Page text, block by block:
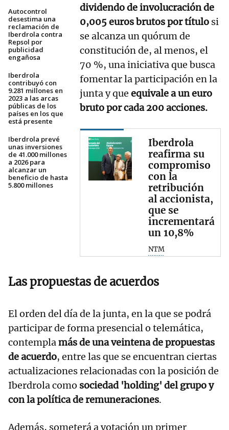
Autocontrol
desestima una
reclamación de
Iberdrola contra
Repsol por
publicidad
engañosa
Iberdrola
contribuyó con
9.281 millones en
2023 a las arcas
públicas de los
países en los que
está presente
Iberdrola prevé
unas inversiones
de 41.000 millones
a 2026 para
alcanzar un
beneficio de hasta
5.800 millones
dividendo de involucración de
0,005 euros brutos por título si
se alcanza un quórum de
constitución de, al menos, el
70 %, una iniciativa que busca
fomentar la participación en la
junta y que equivale a un euro
bruto por cada 200 acciones.
Iberdrola
reafirma su
compromiso
con la
retribución
al accionista,
que se
incrementará
un 10,8%
NTM
Las propuestas de acuerdos
El orden del día de la junta, en la que se podrá
participar de forma presencial o telemática,
contemplamás de una veintena de propuestas
de acuerdo, entre las que se encuentran ciertas
actualizaciones relacionadas con la posición de
Iberdrola como sociedad 'holding' del grupo y
con la política de remuneraciones.
Además, someterá a votación un primer